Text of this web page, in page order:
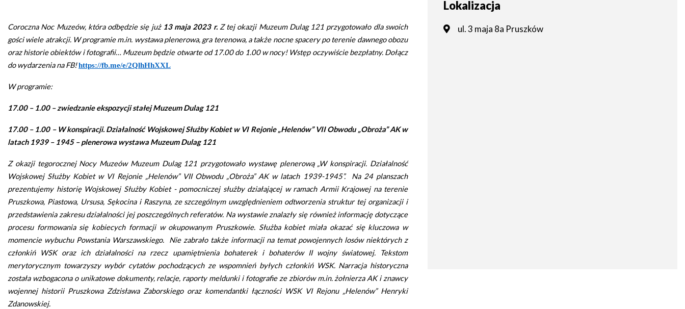
i
Gospodarka
Odpadami
Zgłaszanie
awarii
System
Konsultacje
społeczne
Planowane
wyłączenia
Seniorzy
open
in
new
window
Publiczne
Eko
Raszyn
Język
migowy
w
Urzędzie
pozarządowe
OSP
Parafie
Publikacje
o
Coroczna Noc Muzeów, która odbędzie się już 13 maja 2023 r. Z tej okazji Muzeum Dulag 121 przygotowało dla swoich
gości wiele atrakcji. W programie m.in. wystawa plenerowa, gra terenowa, a także nocne spacery po terenie dawnego obozu
oraz historie obiektów i fotografii… Muzeum będzie otwarte od 17.00 do 1.00 w nocy! Wstęp oczywiście bezpłatny. Dołącz
do wydarzenia na FB!https://fb.me/e/2QlhHhXXL
W programie:
17.00 – 1.00 – zwiedzanie ekspozycji stałej Muzeum Dulag 121
17.00 – 1.00 – W konspiracji. Działalność Wojskowej Służby Kobiet w VI Rejonie „Helenów” VII Obwodu „Obroża” AK w
latach 1939 – 1945 – plenerowa wystawa Muzeum Dulag 121
Z okazji tegorocznej Nocy Muzeów Muzeum Dulag 121 przygotowało wystawę plenerową „W konspiracji. Działalność
Wojskowej Służby Kobiet w VI Rejonie „Helenów” VII Obwodu „Obroża” AK w latach 1939-1945”. Na 24 planszach
prezentujemy historię Wojskowej Służby Kobiet - pomocniczej służby działającej w ramach Armii Krajowej na terenie
Pruszkowa, Piastowa, Ursusa, Sękocina i Raszyna, ze szczególnym uwzględnieniem odtworzenia struktur tej organizacji i
przedstawienia zakresu działalności jej poszczególnych referatów. Na wystawie znalazły się również informację dotyczące
procesu formowania się kobiecych formacji w okupowanym Pruszkowie. Służba kobiet miała okazać się kluczowa w
momencie wybuchu Powstania Warszawskiego. Nie zabrało także informacji na temat powojennych losów niektórych z
członkiń WSK oraz ich działalności na rzecz upamiętnienia bohaterek i bohaterów II wojny światowej. Tekstom
merytorycznym towarzyszy wybór cytatów pochodzących ze wspomnień byłych członkiń WSK. Narracja historyczna
została wzbogacona o unikatowe dokumenty, relacje, raporty meldunki i fotografie ze zbiorów m.in. żołnierza AK i znawcy
wojennej historii Pruszkowa Zdzisława Zaborskiego oraz komendantki łączności WSK VI Rejonu „Helenów” Henryki
Zdanowskiej.
Lokalizacja
ul. 3 maja 8a Pruszków